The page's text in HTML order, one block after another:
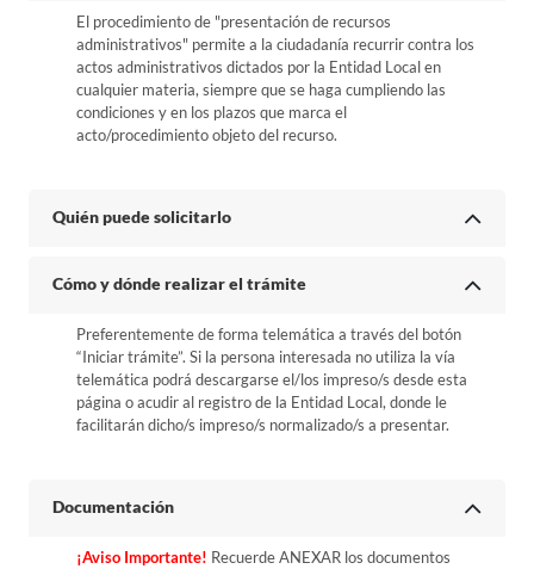
El procedimiento de "presentación de recursos
administrativos" permite a la ciudadanía recurrir contra los
actos administrativos dictados por la Entidad Local en
cualquier materia, siempre que se haga cumpliendo las
condiciones y en los plazos que marca el
acto/procedimiento objeto del recurso.
Quién puede solicitarlo
Cómo y dónde realizar el trámite
Preferentemente de forma telemática a través del botón
“Iniciar trámite”. Si la persona interesada no utiliza la vía
telemática podrá descargarse el/los impreso/s desde esta
página o acudir al registro de la Entidad Local, donde le
facilitarán dicho/s impreso/s normalizado/s a presentar.
Documentación
¡Aviso Importante! Recuerde ANEXAR los documentos